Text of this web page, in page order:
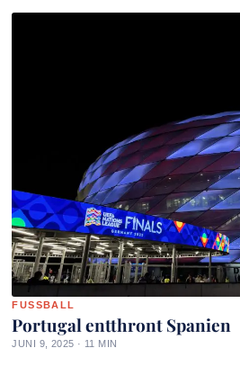
FUSSBALL
Portugal entthront Spanien
JUNI 9, 2025 · 11 MIN